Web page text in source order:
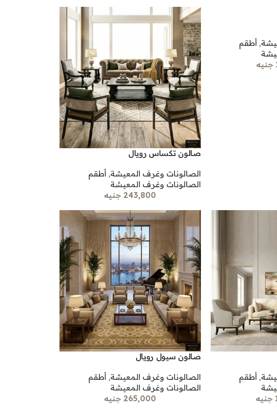
, أطقم
صالون تكساس رويال
الصالونات وغرف المعيشة, أطقم
الصالونات وغرف المعيشة
243,800 جنيه
, أطقم
صالون سيول رويال
الصالونات وغرف المعيشة, أطقم
الصالونات وغرف المعيشة
265,000 جنيه